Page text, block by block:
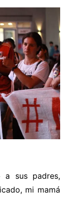
a sus padres,
mi mamá